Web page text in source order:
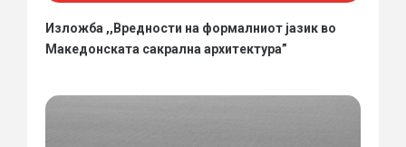
Изложба ,,Вредности на формалниот јазик во
Македонската сакрална архитектура”